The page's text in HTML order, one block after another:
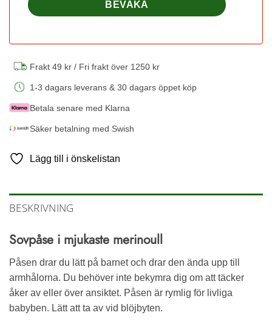
Frakt 49 kr / Fri frakt över 1250 kr
1-3 dagars leverans & 30 dagars öppet köp
Betala senare med Klarna
Säker betalning med Swish
Lägg till i önskelistan
BESKRIVNING
Sovpåse i mjukaste merinoull
Påsen drar du lätt på barnet och drar den ända upp till
armhålorna. Du behöver inte bekymra dig om att täcker
åker av eller över ansiktet. Påsen är rymlig för livliga
babyben. Lätt att ta av vid blöjbyten.